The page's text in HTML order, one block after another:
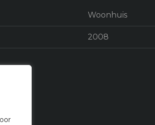
Woonhuis
2008